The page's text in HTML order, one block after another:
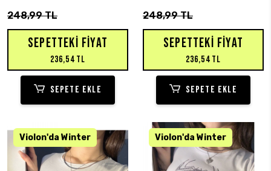
248,99 TL
SEPETTEKI FIYAT
236,54 TL
SEPETE EKLE
248,99 TL
SEPETTEKI FIYAT
236,54 TL
SEPETE EKLE